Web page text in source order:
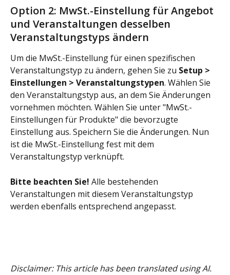
Option 2: MwSt.-Einstellung für Angebot
und Veranstaltungen desselben
Veranstaltungstyps ändern
Um die MwSt.-Einstellung für einen spezifischen
Veranstaltungstyp zu ändern, gehen Sie zu Setup >
Einstellungen > Veranstaltungstypen. Wählen Sie
den Veranstaltungstyp aus, an dem Sie Änderungen
vornehmen möchten. Wählen Sie unter "MwSt.-
Einstellungen für Produkte" die bevorzugte
Einstellung aus. Speichern Sie die Änderungen. Nun
ist die MwSt.-Einstellung fest mit dem
Veranstaltungstyp verknüpft.
Bitte beachten Sie! Alle bestehenden
Veranstaltungen mit diesem Veranstaltungstyp
werden ebenfalls entsprechend angepasst.
Disclaimer: This article has been translated using AI.